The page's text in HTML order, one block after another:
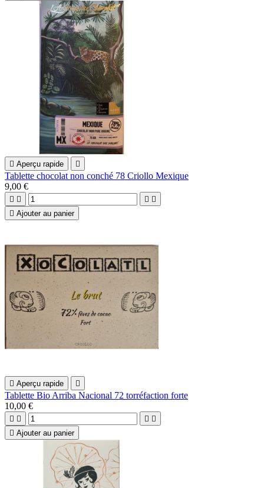
 Aperçu rapide 
Tablette chocolat non conché 78 Criollo Mexique
9,00 €
   
 Ajouter au panier
 Aperçu rapide 
Tablette Bio Arriba Nacional 72 torréfaction forte
10,00 €
   
 Ajouter au panier